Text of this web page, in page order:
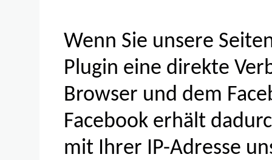
Wenn Sie unsere
Plugin eine direkte
Browser und dem
Facebook erhält
mit Ihrer IP-Adresse